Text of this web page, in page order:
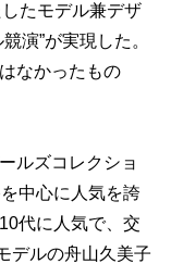
たモデル兼デザ
演”が実現した。
なかったもの
ルズコレクショ
中心に人気を誇
代に人気で、交
デルの舟山久美子